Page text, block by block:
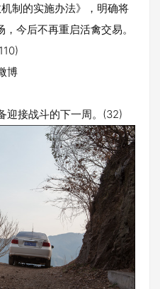
制的实施办法》，明确将
今后不再重启活禽交易。
博
接战斗的下一周。(32)